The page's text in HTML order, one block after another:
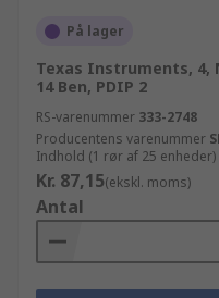
På lager
Texas Instruments, 4,
14 Ben, PDIP 2
RS-varenummer 333-2748
Producentens varenummer
Indhold (1 rør af 25 enheder)
Kr. 87,15(ekskl. moms)
Antal